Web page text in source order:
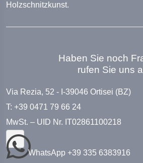
Holzschnitzkunst.
Haben Sie noch
rufen Sie uns
Via Rezia, 52 - I-39046 Ortisei (BZ)
T: +39 0471 79 66 24
MwSt. – UID Nr. IT02861100218
WhatsApp +39 335 6383916